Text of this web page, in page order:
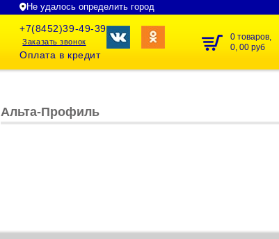
Не удалось определить город
+7(8452)39-49-39
Заказать звонок
Оплата в кредит
0 товаров,
0, 00 руб
Альта-Профиль